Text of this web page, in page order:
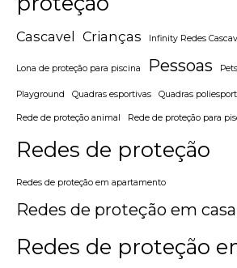
Cascavel Crianças Infinity Redes
Lona de proteção para piscina Pessoas Pets
Playground Quadras esportivas Quadras
Rede de proteção animal Rede de proteção para
Redes de proteção
Redes de proteção em apartamento
Redes de proteção em casa
Redes de proteção